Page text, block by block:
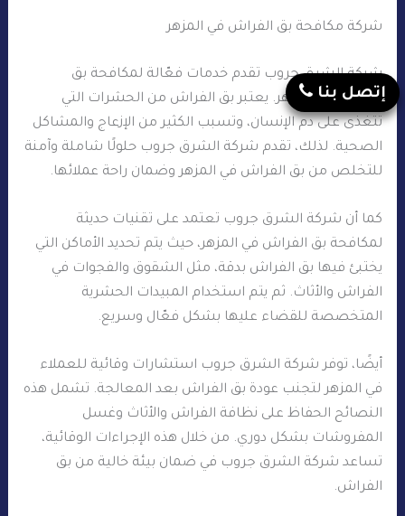
شركة مكافحة بق الفراش في المزهر
شركة الشرق جروب تقدم خدمات فعّالة لمكافحة بق
الفراش في المزهر. يعتبر بق الفراش من الحشرات التي
تتغذى على دم الإنسان، وتسبب الكثير من الإزعاج والمشاكل
الصحية. لذلك، تقدم شركة الشرق جروب حلولًا شاملة وآمنة
للتخلص من بق الفراش في المزهر وضمان راحة عملائها.
كما أن شركة الشرق جروب تعتمد على تقنيات حديثة
لمكافحة بق الفراش في المزهر، حيث يتم تحديد الأماكن التي
يختبئ فيها بق الفراش بدقة، مثل الشقوق والفجوات في
الفراش والأثاث. ثم يتم استخدام المبيدات الحشرية
المتخصصة للقضاء عليها بشكل فعّال وسريع.
أيضًا، توفر شركة الشرق جروب استشارات وقائية للعملاء
في المزهر لتجنب عودة بق الفراش بعد المعالجة. تشمل هذه
النصائح الحفاظ على نظافة الفراش والأثاث وغسل
المفروشات بشكل دوري. من خلال هذه الإجراءات الوقائية،
تساعد شركة الشرق جروب في ضمان بيئة خالية من بق
الفراش.
إتصل بنا